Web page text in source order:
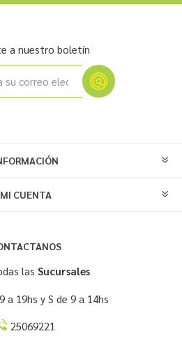
a nuestro boletín
MI CUENTA
lasSucursales
a 19hs y S de 9 a 14hs
25069221